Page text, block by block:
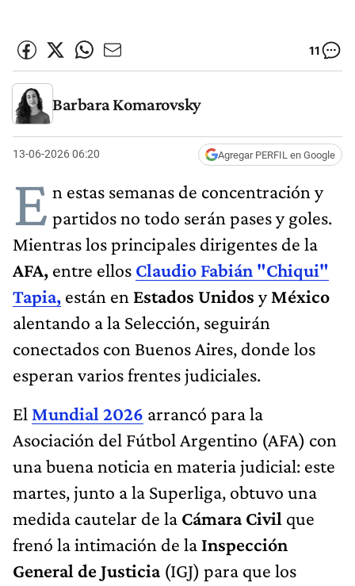
11
Barbara Komarovsky
13-06-2026 06:20 Agregar PERFIL en Google
E n estas semanas de concentración y
partidos no todo serán pases y goles.
Mientras los principales dirigentes de la
AFA, entre ellos Claudio Fabián "Chiqui"
Tapia, están en Estados Unidos yMéxico
alentando a la Selección, seguirán
conectados con Buenos Aires, donde los
esperan varios frentes judiciales.
El Mundial 2026 arrancó para la
Asociación del Fútbol Argentino (AFA) con
una buena noticia en materia judicial: este
martes, junto a la Superliga, obtuvo una
medida cautelar de la Cámara Civil que
frenó la intimación de la Inspección
General de Justicia(IGJ) para que los